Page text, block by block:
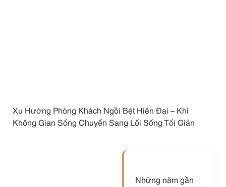
Xu Hướng Phòng Khách Ngồi Bệt Hiện Đại – Khi
Không Gian Sống Chuyển Sang Lối Sống Tối Giản
Những năm gần